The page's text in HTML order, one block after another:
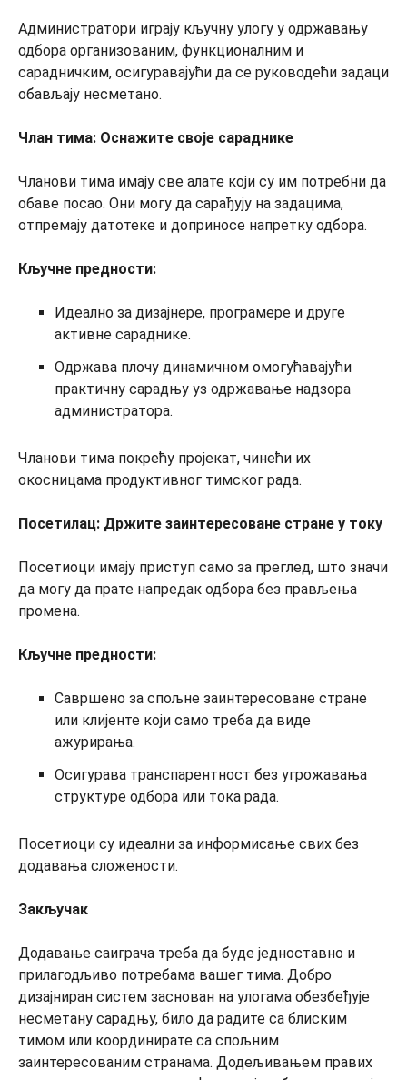
Администратори играју кључну улогу у одржавању
одбора организованим, функционалним и
сарадничким, осигуравајући да се руководећи задаци
обављају несметано.
Члан тима: Оснажите своје сараднике
Чланови тима имају све алате који су им потребни да
обаве посао. Они могу да сарађују на задацима,
отпремају датотеке и доприносе напретку одбора.
Кључне предности:
Идеално за дизајнере, програмере и друге
активне сараднике.
Одржава плочу динамичном омогућавајући
практичну сарадњу уз одржавање надзора
администратора.
Чланови тима покрећу пројекат, чинећи их
окосницама продуктивног тимског рада.
Посетилац: Држите заинтересоване стране у току
Посетиоци имају приступ само за преглед, што значи
да могу да прате напредак одбора без прављења
промена.
Кључне предности:
Савршено за спољне заинтересоване стране
или клијенте који само треба да виде
ажурирања.
Осигурава транспарентност без угрожавања
структуре одбора или тока рада.
Посетиоци су идеални за информисање свих без
додавања сложености.
Закључак
Додавање саиграча треба да буде једноставно и
прилагодљиво потребама вашег тима. Добро
дизајниран систем заснован на улогама обезбеђује
несметану сарадњу, било да радите са блиским
тимом или координирате са спољним
заинтересованим странама. Додељивањем правих